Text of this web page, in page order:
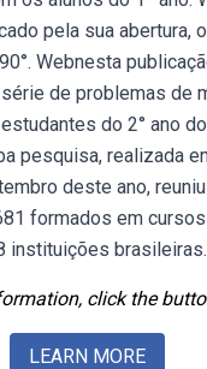
pela sua abertura,
Webnesta
de problemas de
do 2° ano
pesquisa, realizada
deste ano,
formados em
instituições brasileiras.
click the
LEARN MORE